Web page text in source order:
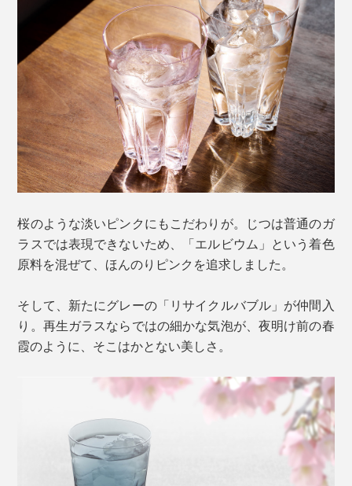
桜のような淡いピンクにもこだわりが。じつは普通のガ
ラスでは表現できないため、「エルビウム」という着色
原料を混ぜて、ほんのりピンクを追求しました。
そして、新たにグレーの「リサイクルバブル」が仲間入
り。再生ガラスならではの細かな気泡が、夜明け前の春
霞のように、そこはかとない美しさ。